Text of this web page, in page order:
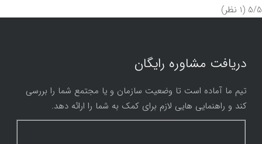
‫5/5 ‫(1 نظر)
دریافت مشاوره رایگان
تیم ما آماده است تا وضعیت سازمان و یا مجتمع شما را بررسی
کند و راهنمایی هایی لازم برای کمک به شما را ارائه دهد.